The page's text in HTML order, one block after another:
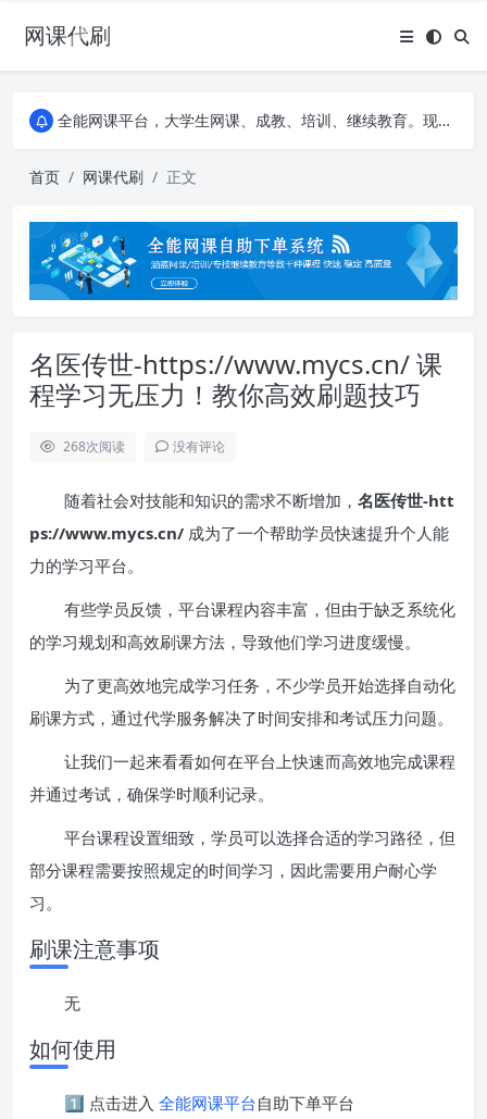
网课代刷
AI论文写作平台，根据真实文献内容生成论文
全能网课平台，大学生网课、成教、培训、继续教育。现已接入代刷代考项目3000+
全能网课平台，大学生网课、成教、培训、继续教育。现已接入代刷代考项目3000+
首页 网课代刷 正文
名医传世-https://www.mycs.cn/ 课
程学习无压力！教你高效刷题技巧
268次阅读 没有评论
随着社会对技能和知识的需求不断增加， 名医传世-htt
ps://www.mycs.cn/ 成为了一个帮助学员快速提升个人能
力的学习平台。
有些学员反馈，平台课程内容丰富，但由于缺乏系统化
的学习规划和高效刷课方法，导致他们学习进度缓慢。
为了更高效地完成学习任务，不少学员开始选择自动化
刷课方式，通过代学服务解决了时间安排和考试压力问题。
让我们一起来看看如何在平台上快速而高效地完成课程
并通过考试，确保学时顺利记录。
平台课程设置细致，学员可以选择合适的学习路径，但
部分课程需要按照规定的时间学习，因此需要用户耐心学
习。
刷课注意事项
无
如何使用
1️⃣ 点击进入 全能网课平台自助下单平台